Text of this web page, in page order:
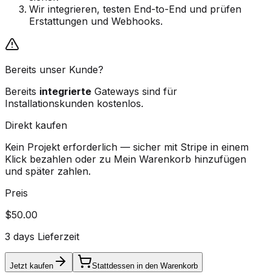
Wir integrieren, testen End-to-End und prüfen
Erstattungen und Webhooks.
Bereits unser Kunde?
Bereits integrierte Gateways sind für
Installationskunden kostenlos.
Direkt kaufen
Kein Projekt erforderlich — sicher mit Stripe in einem
Klick bezahlen oder zu Mein Warenkorb hinzufügen
und später zahlen.
Preis
$50.00
3 days Lieferzeit
Jetzt kaufen Stattdessen in den Warenkorb